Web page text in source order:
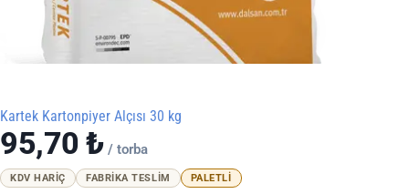
Kartek Kartonpiyer Alçısı 30 kg
95,70 ₺ / torba
KDV HARIÇ FABRIKA TESLIM PALETLI